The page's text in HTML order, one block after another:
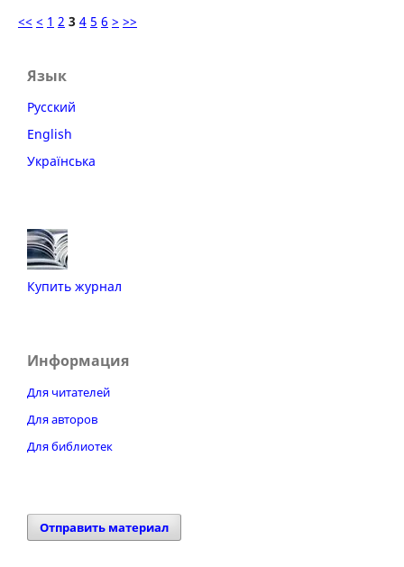
<< < 1 2 3 4 5 6 > >>
Язык
Русский
English
Українська
Купить журнал
Информация
Для читателей
Для авторов
Для библиотек
Отправить материал